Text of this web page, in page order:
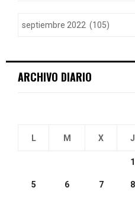
ARCHIVO DIARIO
L M X J
1
5 6 7 8